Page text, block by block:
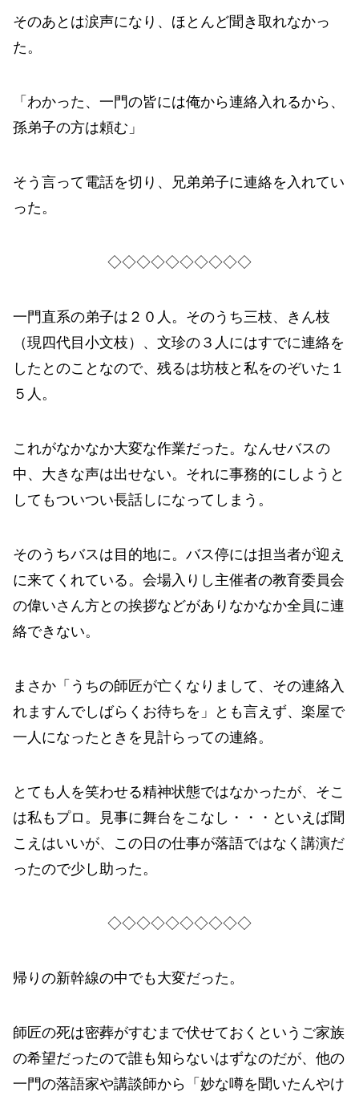
そのあとは涙声になり、ほとんど聞き取れなかっ
た。
「わかった、一門の皆には俺から連絡入れるから、
孫弟子の方は頼む」
そう言って電話を切り、兄弟弟子に連絡を入れてい
った。
◇◇◇◇◇◇◇◇◇◇
一門直系の弟子は２０人。そのうち三枝、きん枝
（現四代目小文枝）、文珍の３人にはすでに連絡を
したとのことなので、残るは坊枝と私をのぞいた１
５人。
これがなかなか大変な作業だった。なんせバスの
中、大きな声は出せない。それに事務的にしようと
してもついつい長話しになってしまう。
そのうちバスは目的地に。バス停には担当者が迎え
に来てくれている。会場入りし主催者の教育委員会
の偉いさん方との挨拶などがありなかなか全員に連
絡できない。
まさか「うちの師匠が亡くなりまして、その連絡入
れますんでしばらくお待ちを」とも言えず、楽屋で
一人になったときを見計らっての連絡。
とても人を笑わせる精神状態ではなかったが、そこ
は私もプロ。見事に舞台をこなし・・・といえば聞
こえはいいが、この日の仕事が落語ではなく講演だ
ったので少し助った。
◇◇◇◇◇◇◇◇◇◇
帰りの新幹線の中でも大変だった。
師匠の死は密葬がすむまで伏せておくというご家族
の希望だったので誰も知らないはずなのだが、他の
一門の落語家や講談師から「妙な噂を聞いたんやけ